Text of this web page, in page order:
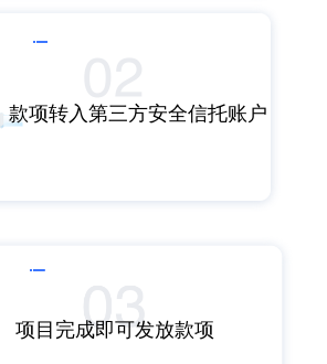
款项转入第三方安全信托账户
项目完成即可发放款项​